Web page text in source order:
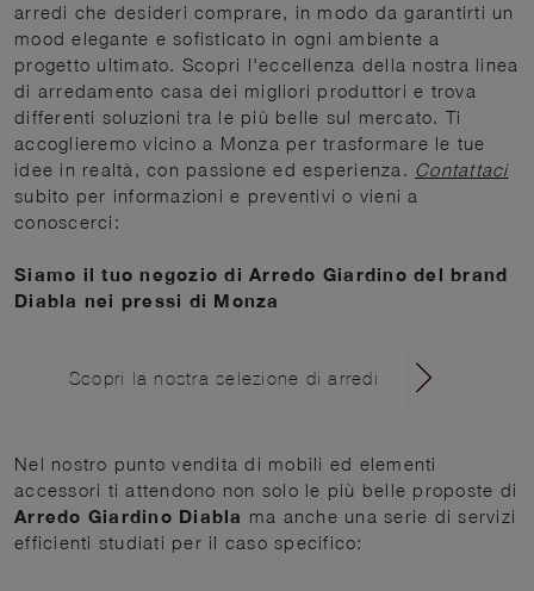
arredi che desideri comprare, in modo da garantirti un
mood elegante e sofisticato in ogni ambiente a
progetto ultimato. Scopri l'eccellenza della nostra linea
di arredamento casa dei migliori produttori e trova
differenti soluzioni tra le più belle sul mercato. Ti
accoglieremo vicino a Monza per trasformare le tue
idee in realtà, con passione ed esperienza. Contattaci
subito per informazioni e preventivi o vieni a
conoscerci:
Siamo il tuo negozio di Arredo Giardino del brand
Diabla nei pressi di Monza
Scopri la nostra selezione di arredi
Nel nostro punto vendita di mobili ed elementi
accessori ti attendono non solo le più belle proposte di
Arredo Giardino Diabla ma anche una serie di servizi
efficienti studiati per il caso specifico: